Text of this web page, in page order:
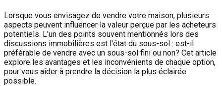
Lorsque vous envisagez de vendre votre maison, plusieurs
aspects peuvent influencer la valeur perçue par les acheteurs
potentiels. L'un des points souvent mentionnés lors des
discussions immobilières est l'état du sous-sol : est-il
préférable de vendre avec un sous-sol fini ou non? Cet article
explore les avantages et les inconvénients de chaque option,
pour vous aider à prendre la décision la plus éclairée
possible.